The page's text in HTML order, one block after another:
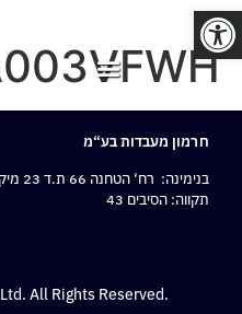
פתח סרגל נגישות
חרמון מעבדות בע“מ
בנימינה: רח‘ הטחנה 66 ת.ד 23 מיקוד 3055001,
תקווה: הסיבים 43
All Rights Reserved.